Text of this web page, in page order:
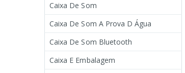
Caixa De Som
Caixa De Som A Prova D Água
Caixa De Som Bluetooth
Caixa E Embalagem